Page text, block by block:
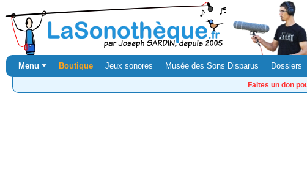
Menu ⏷ Boutique Jeux sonores Musée des Sons Disparus Dossiers
Faites un don